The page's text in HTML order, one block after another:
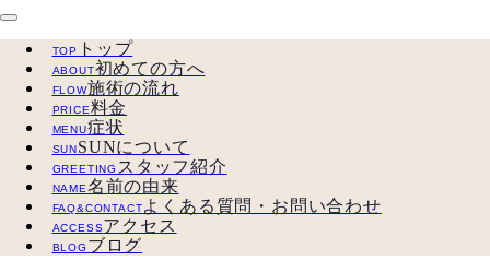
TOP トップ
ABOUT初めての方へ
FLOW施術の流れ
PRICE料金
MENU症状
SUNSUNについて
GREETING スタッフ紹介
NAME名前の由来
FAQ&CONTACTよくある質問・お問い合わせ
ACCESSアクセス
BLOG ブログ